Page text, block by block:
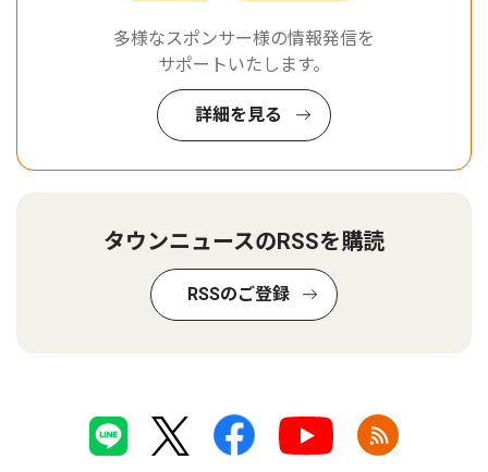
多様なスポンサー様の情報発信を
サポートいたします。
詳細を見る
タウンニュースのRSSを購読
RSSのご登録